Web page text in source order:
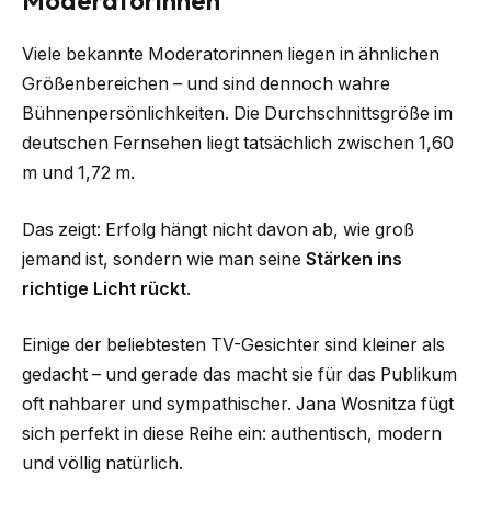
Viele bekannte Moderatorinnen liegen in ähnlichen
Größenbereichen – und sind dennoch wahre
Bühnenpersönlichkeiten. Die Durchschnittsgröße im
deutschen Fernsehen liegt tatsächlich zwischen 1,60
m und 1,72 m.
Das zeigt: Erfolg hängt nicht davon ab, wie groß
jemand ist, sondern wie man seine Stärken ins
richtige Licht rückt.
Einige der beliebtesten TV-Gesichter sind kleiner als
gedacht – und gerade das macht sie für das Publikum
oft nahbarer und sympathischer. Jana Wosnitza fügt
sich perfekt in diese Reihe ein: authentisch, modern
und völlig natürlich.